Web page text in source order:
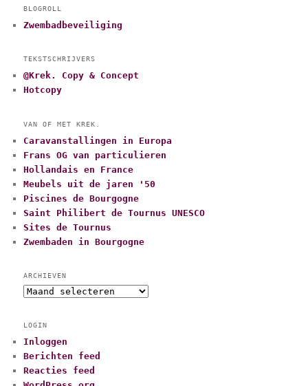
BLOGROLL
Zwembadbeveiliging
TEKSTSCHRIJVERS
@Krek. Copy & Concept
Hotcopy
VAN OF MET KREK.
Caravanstallingen in Europa
Frans OG van particulieren
Hollandais en France
Meubels uit de jaren '50
Piscines de Bourgogne
Saint Philibert de Tournus UNESCO
Sites de Tournus
Zwembaden in Bourgogne
ARCHIEVEN
A
h
i
e
v
e
LOGIN
Inloggen
Berichten feed
Reacties feed